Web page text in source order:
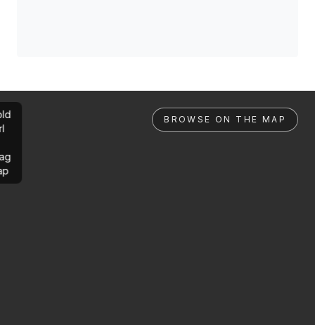
BROWSE ON THE MAP